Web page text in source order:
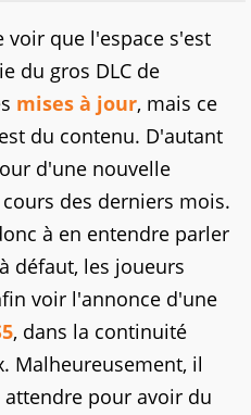
voir que l'espace s'est
du gros DLC de
mises à jour, mais ce
du contenu. D'autant
d'une nouvelle
des derniers mois.
à en entendre parler
défaut, les joueurs
voir l'annonce d'une
, dans la continuité
Malheureusement, il
pour avoir du